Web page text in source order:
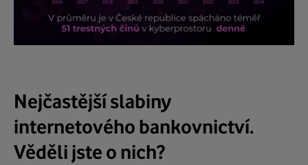
Nejčastější slabiny
internetového bankovnictví.
Věděli jste o nich?